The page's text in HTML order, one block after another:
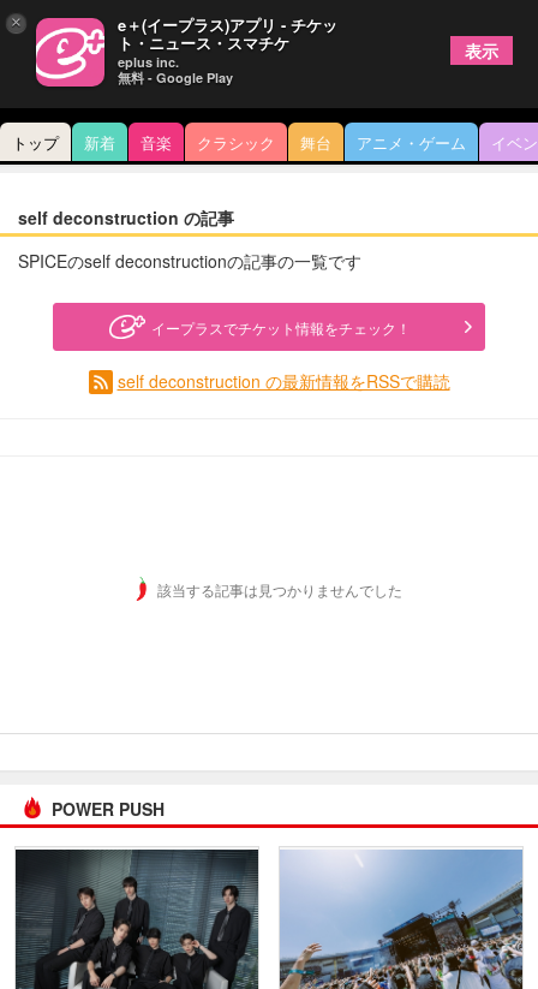
トップ 新着 音楽 クラシック 舞台 アニメ・ゲーム イベ
self deconstruction の記事
SPICEのself deconstructionの記事の一覧です
イープラスでチケット情報をチェック！
self deconstruction の最新情報をRSSで購読
該当する記事は見つかりませんでした
POWER PUSH
× e＋(イープラス)アプリ - チケッ
ト・ニュース・スマチケ
eplus inc.
無料 - Google Play
表示